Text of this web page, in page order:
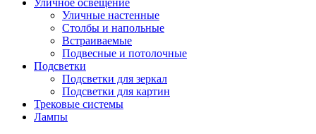
Уличное освещение
Уличные настенные
Столбы и напольные
Встраиваемые
Подвесные и потолочные
Подсветки
Подсветки для зеркал
Подсветки для картин
Трековые системы
Лампы